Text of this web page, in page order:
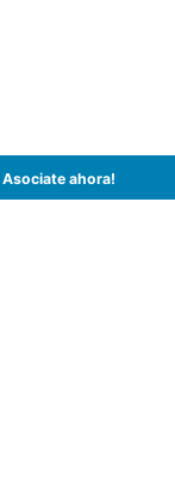
Asociate ahora!